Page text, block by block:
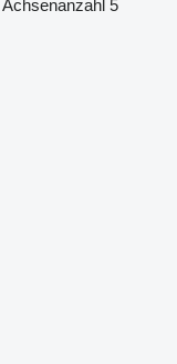
Achsenanzahl 5